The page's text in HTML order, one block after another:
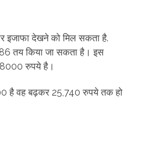
इजाफा देखने को मिल सकता है.
तय किया जा सकता है। इस
रुपये है।
है वह बढ़कर 25,740 रुपये तक हो